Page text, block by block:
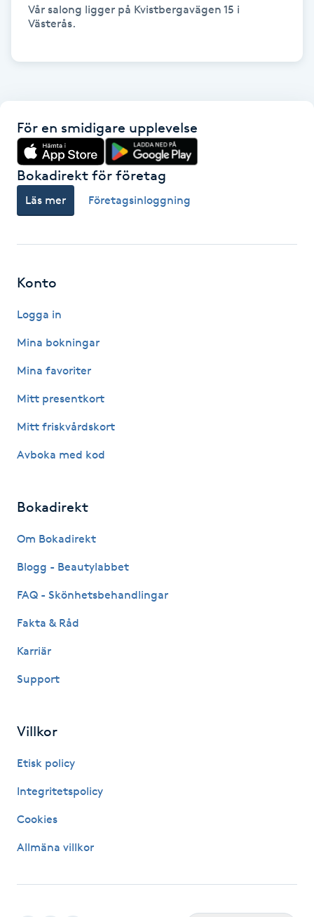
Ombre
Ombre brows
Optiker
Ortobionomi
Ortopedi
Paraffinbehandling
Pensionärklippning
Permanent
Permanent ögonbrynsmakeup
Personlig tränare
Picolaser
Plastikkirurgi
Powder brows
Vår salong ligger på Kvistbergavägen 15 i
Västerås.
För en smidigare upplevelse
Bokadirekt för företag
Läs mer Företagsinloggning
Konto
Logga in
Mina bokningar
Mina favoriter
Mitt presentkort
Mitt friskvårdskort
Avboka med kod
Bokadirekt
Om Bokadirekt
Blogg - Beautylabbet
FAQ - Skönhetsbehandlingar
Fakta & Råd
Karriär
Support
Villkor
Etisk policy
Integritetspolicy
Cookies
Allmäna villkor